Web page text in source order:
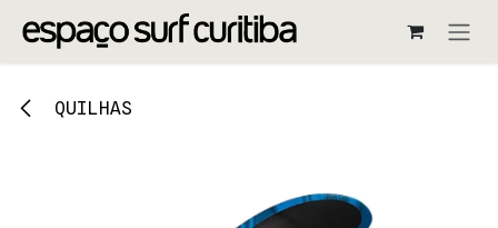
Pular para o conteúdo
QUILHAS